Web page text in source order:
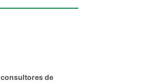
consultores de